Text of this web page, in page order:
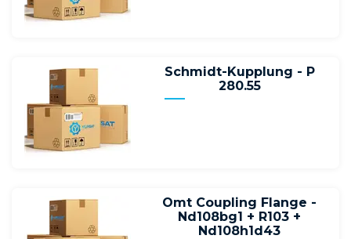
Schmidt-Kupplung - P
280.55
Omt Coupling Flange -
Nd108bg1 + R103 +
Nd108h1d43